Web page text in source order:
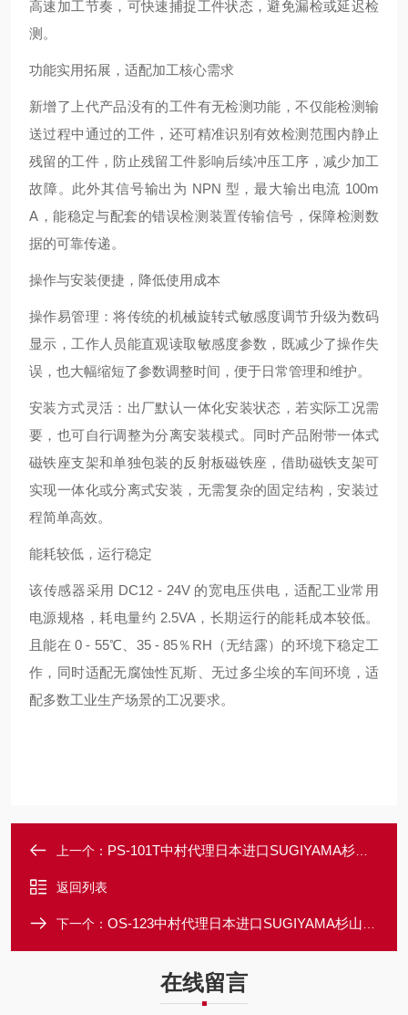
高速加工节奏，可快速捕捉工件状态，避免漏检或延迟检
测。
功能实用拓展，适配加工核心需求
新增了上代产品没有的工件有无检测功能，不仅能检测输
送过程中通过的工件，还可精准识别有效检测范围内静止
残留的工件，防止残留工件影响后续冲压工序，减少加工
故障。此外其信号输出为 NPN 型，最大输出电流 100m
A，能稳定与配套的错误检测装置传输信号，保障检测数
据的可靠传递。
操作与安装便捷，降低使用成本
操作易管理：将传统的机械旋转式敏感度调节升级为数码
显示，工作人员能直观读取敏感度参数，既减少了操作失
误，也大幅缩短了参数调整时间，便于日常管理和维护。
安装方式灵活：出厂默认一体化安装状态，若实际工况需
要，也可自行调整为分离安装模式。同时产品附带一体式
磁铁座支架和单独包装的反射板磁铁座，借助磁铁支架可
实现一体化或分离式安装，无需复杂的固定结构，安装过
程简单高效。
能耗较低，运行稳定
该传感器采用 DC12 - 24V 的宽电压供电，适配工业常用
电源规格，耗电量约 2.5VA，长期运行的能耗成本较低。
且能在 0 - 55℃、35 - 85％RH（无结露）的环境下稳定工
作，同时适配无腐蚀性瓦斯、无过多尘埃的车间环境，适
配多数工业生产场景的工况要求。
上一个： PS-101T中村代理日本进口SUGIYAMA杉山错误检测装置
返回列表
下一个： OS-123中村代理日本进口SUGIYAMA杉山光传感器
在线留言